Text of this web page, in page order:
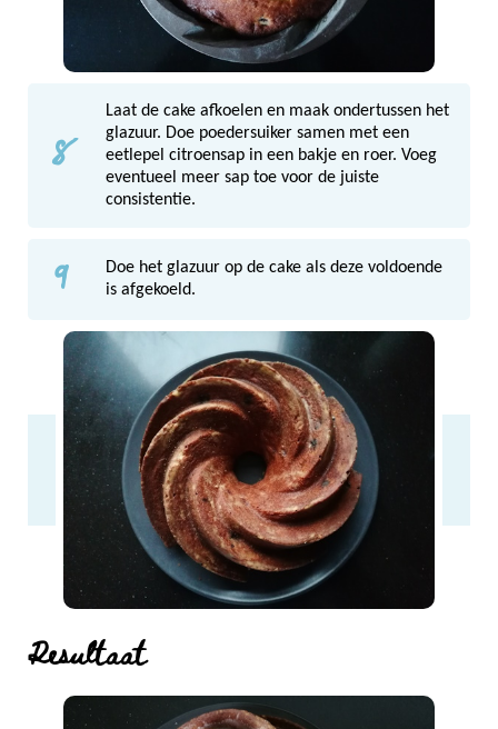
8
Laat de cake afkoelen en maak ondertussen het
glazuur. Doe poedersuiker samen met een
eetlepel citroensap in een bakje en roer. Voeg
eventueel meer sap toe voor de juiste
consistentie.
9
Doe het glazuur op de cake als deze voldoende
is afgekoeld.
Resultaat